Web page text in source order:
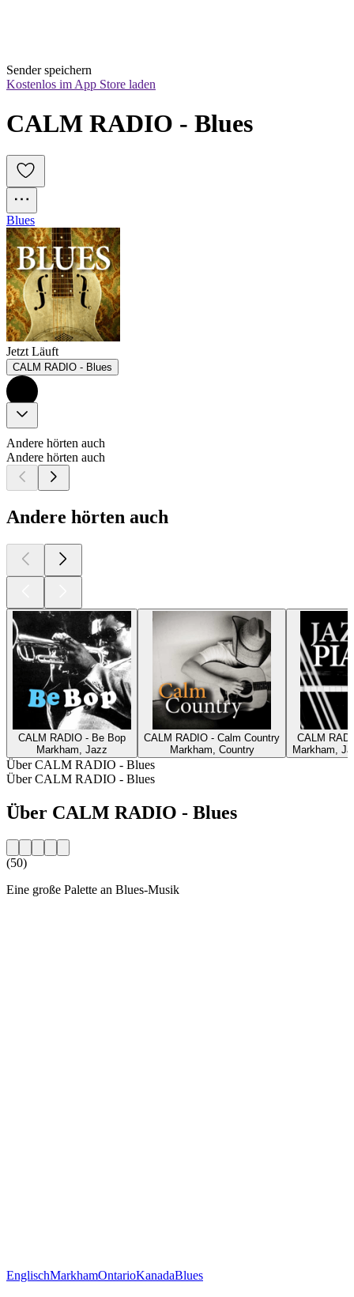
Sender speichern
Kostenlos im App Store laden
CALM RADIO - Blues
Blues
Jetzt Läuft
CALM RADIO - Blues
Andere hörten auch
Andere hörten auch
Andere hörten auch
CALM RADIO - Be Bop
Markham, Jazz
CALM RADIO - Calm Country
Markham, Country
CALM
Markham,
Über CALM RADIO - Blues
Über CALM RADIO - Blues
Über CALM RADIO - Blues
(50)
Eine große Palette an Blues-Musik
EnglischMarkhamOntarioKanadaBlues